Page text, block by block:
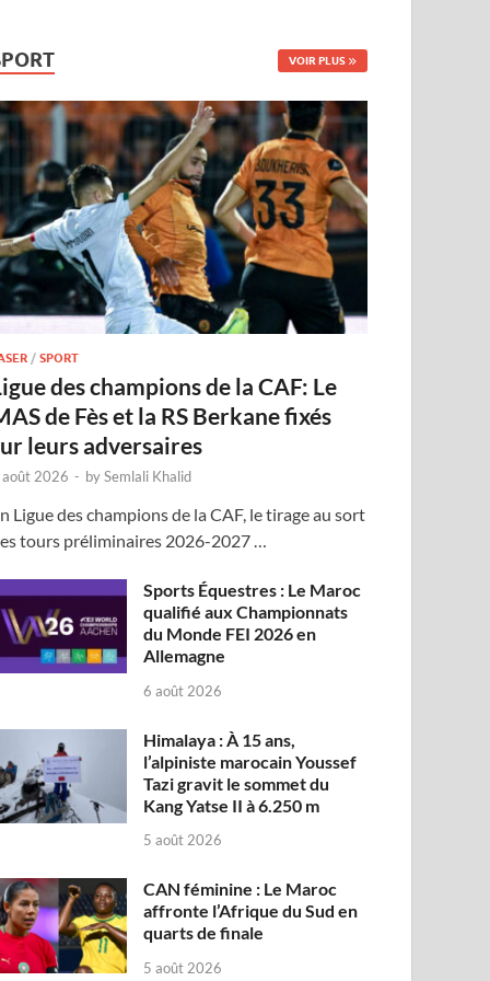
VOIR PLUS
/SPORT
des champions de la CAF: Le
de Fès et la RS Berkane fixés
leurs adversaires
2026 - bySemlali Khalid
Ligue des champions de la CAF, le tirage au sort
tours préliminaires 2026-2027 …
Sports Équestres : Le Maroc
qualifié aux Championnats
du Monde FEI 2026 en
Allemagne
6 août 2026
Himalaya : À 15 ans,
l’alpiniste marocain Youssef
Tazi gravit le sommet du
Kang Yatse II à 6.250 m
5 août 2026
CAN féminine : Le Maroc
affronte l’Afrique du Sud en
quarts de finale
5 août 2026